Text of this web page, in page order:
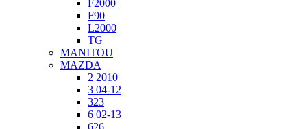
F2000
F90
L2000
TG
MANITOU
MAZDA
2 2010
3 04-12
323
6 02-13
626